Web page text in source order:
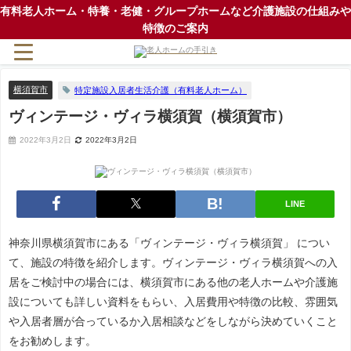
有料老人ホーム・特養・老健・グループホームなど介護施設の仕組みや
特徴のご案内
横須賀市 特定施設入居者生活介護（有料老人ホーム）
ヴィンテージ・ヴィラ横須賀（横須賀市）
2022年3月2日 2022年3月2日
LINE
神奈川県横須賀市にある「ヴィンテージ・ヴィラ横須賀」 につい
て、施設の特徴を紹介します。ヴィンテージ・ヴィラ横須賀への入
居をご検討中の場合には、横須賀市にある他の老人ホームや介護施
設についても詳しい資料をもらい、入居費用や特徴の比較、雰囲気
や入居者層が合っているか入居相談などをしながら決めていくこと
をお勧めします。